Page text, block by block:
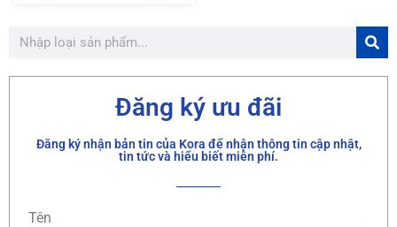
Đăng ký ưu đãi
Đăng ký nhận bản tin của Kora để nhận thông tin cập nhật,
tin tức và hiểu biết miễn phí.
Tên